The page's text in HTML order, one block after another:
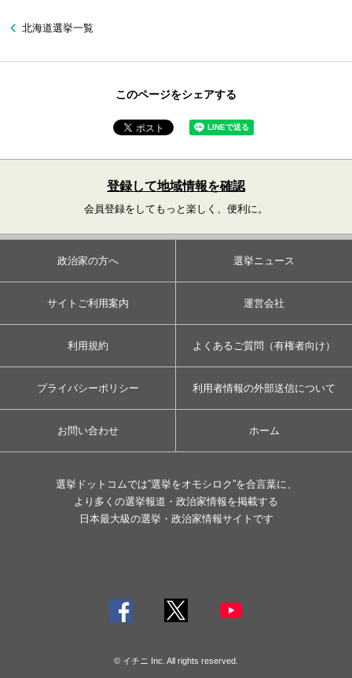
北海道選挙一覧
このページをシェアする
登録して地域情報を確認
会員登録をしてもっと楽しく、便利に。
政治家の方へ 選挙ニュース
サイトご利用案内 運営会社
利用規約 よくあるご質問（有権者向け）
プライバシーポリシー 利用者情報の外部送信について
お問い合わせ ホーム
選挙ドットコムでは”選挙をオモシロク”を合言葉に、
より多くの選挙報道・政治家情報を掲載する
日本最大級の選挙・政治家情報サイトです
© イチニ Inc. All rights reserved.